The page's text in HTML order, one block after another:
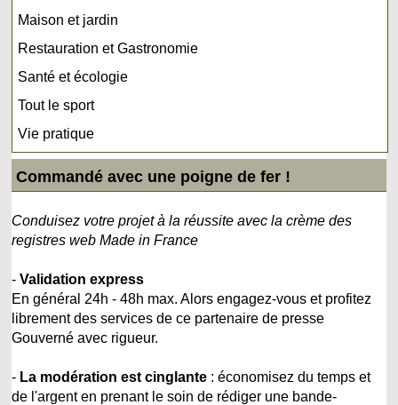
Maison et jardin
Restauration et Gastronomie
Santé et écologie
Tout le sport
Vie pratique
Commandé avec une poigne de fer !
Conduisez votre projet à la réussite avec la crème des
registres web Made in France
-Validation express
En général 24h - 48h max. Alors engagez-vous et profitez
librement des services de ce partenaire de presse
Gouverné avec rigueur.
- La modération est cinglante : économisez du temps et
de l'argent en prenant le soin de rédiger une bande-